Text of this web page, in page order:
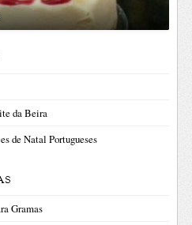
da Beira
de Natal Portugueses
Gramas